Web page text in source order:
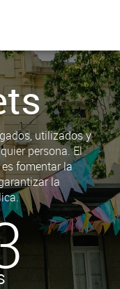
utilizados y
persona. El
fomentar la
la